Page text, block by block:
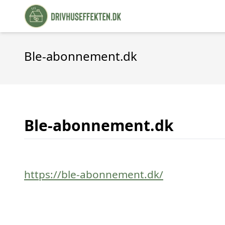
Ble-abonnement.dk
Ble-abonnement.dk
https://ble-abonnement.dk/